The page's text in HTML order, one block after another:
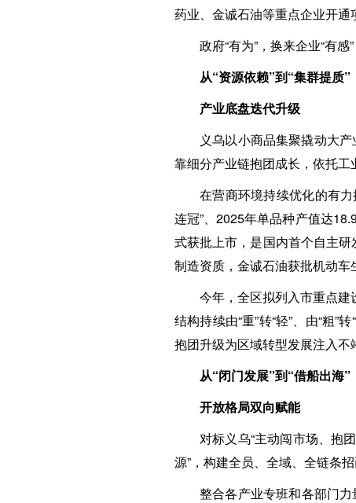
药业、金诚石油等重点企业开通
政府“有为”，换来企业“有感
从“资源依赖”到“集群提质”
产业底盘迭代升级
义乌以小商品集聚撬动大
靠细分产业链抱团成长，依托工
在营商环境持续优化的有
连冠”、2025年单品种产值达
式获批上市，是国内首个自主
制造资质，金诚石油获批机动车
今年，全区拟列入市重点
结构持续由“重”转“轻”、由“粗
抱团升级为区域转型发展注入不
从“闭门发展”到“借船出海”
开放格局双向赋能
对标义乌“主动闯市场、抱
源”，构建全员、全域、全链条招
整合各产业专班和各部门力